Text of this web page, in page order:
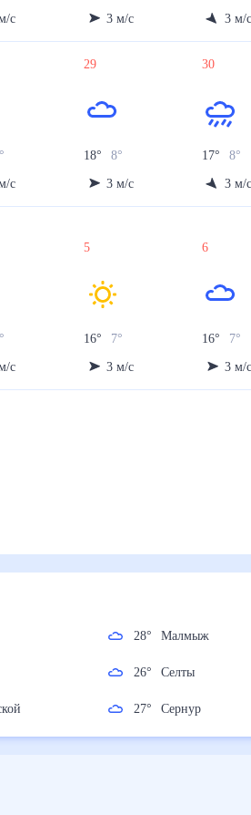
с
3 м/с
3 м/
°
с
29
18° 8°
3 м/с
30
17° 8°
3 м/
°
с
5
16° 7°
3 м/с
6
16° 7°
3 м/
28° Малмыж
26° Селты
27° Сернур